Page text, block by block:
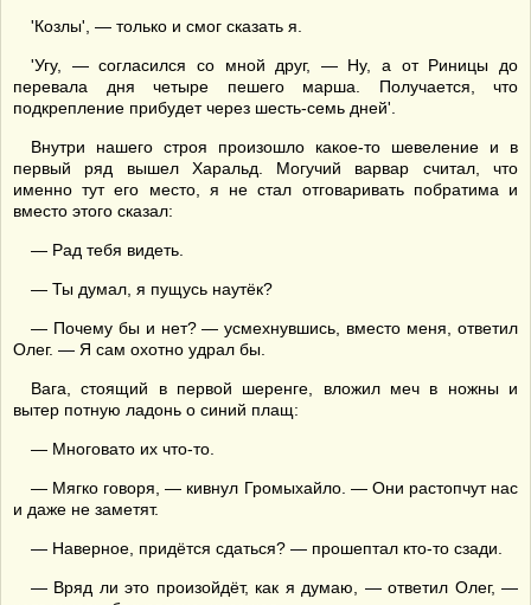
'Козлы', — только и смог сказать я.
'Угу, — согласился со мной друг, — Ну, а от Риницы до
перевала дня четыре пешего марша. Получается, что
подкрепление прибудет через шесть-семь дней'.
Внутри нашего строя произошло какое-то шевеление и в
первый ряд вышел Харальд. Могучий варвар считал, что
именно тут его место, я не стал отговаривать побратима и
вместо этого сказал:
— Рад тебя видеть.
— Ты думал, я пущусь наутёк?
— Почему бы и нет? — усмехнувшись, вместо меня, ответил
Олег. — Я сам охотно удрал бы.
Вага, стоящий в первой шеренге, вложил меч в ножны и
вытер потную ладонь о синий плащ:
— Многовато их что-то.
— Мягко говоря, — кивнул Громыхайло. — Они растопчут нас
и даже не заметят.
— Наверное, придётся сдаться? — прошептал кто-то сзади.
— Вряд ли это произойдёт, как я думаю, — ответил Олег, —